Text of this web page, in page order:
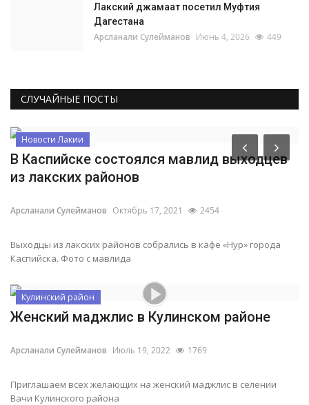
Лакский джамаат посетил Муфтия
Дагестана
Арсланали Сулейманов Июнь 4, 2026 449
СЛУЧАЙНЫЕ ПОСТЫ
Новости Лакии
В Каспийске состоялся мавлид выходцев
из лакских районов
Арсланали Сулейманов Октябрь 17, 2021 2454
Выходцы из лакских районов собрались в кафе «‎Нур»‎ города
Каспийска. Фото с мавлида
Кулинский район
Женский маджлис в Кулинском районе
Арсланали Сулейманов Июль 19, 2022 1769
Приглашаем всех желающих на женский маджлис в селении
Вачи Кулинского района